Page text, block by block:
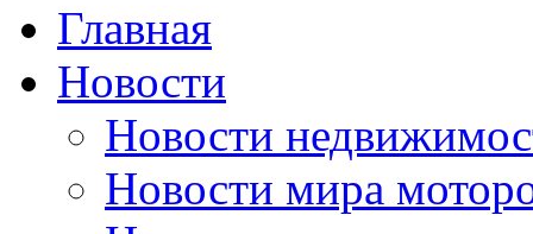
Главная
Новости
Новости
Новости мира